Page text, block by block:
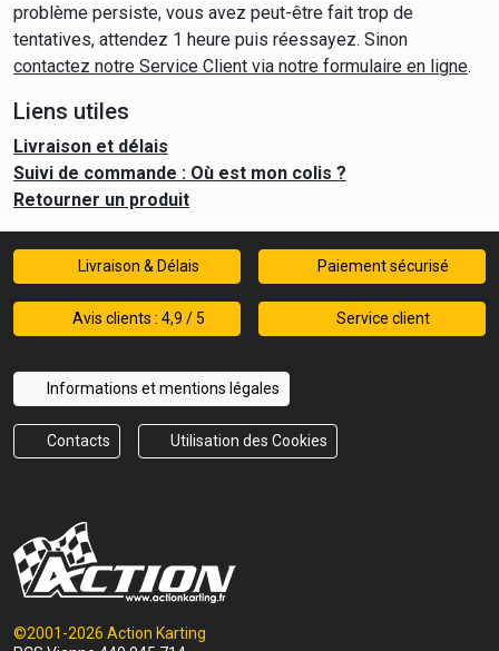
problème persiste, vous avez peut-être fait trop de
tentatives, attendez 1 heure puis réessayez. Sinon
contactez notre Service Client via notre formulaire en ligne.
Liens utiles
Livraison et délais
Suivi de commande : Où est mon colis ?
Retourner un produit
Livraison & Délais Paiement sécurisé
Avis clients : 4,9 / 5 Service client
Informations et mentions légales
Contacts Utilisation des Cookies
©2001-2026 Action Karting